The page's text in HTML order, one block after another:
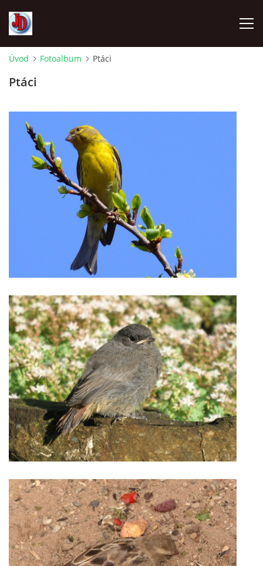
FOTOALBUM
NÁVŠTĚVNÍ KNIHA
OSTRAVICE SRAZY
vm24@atlas.cz
© 2026 eStránky.cz |RSS|Tisk|Aktualizováno: 4. 11. 2025|Nahoru ↑
Úvod Fotoalbum Ptáci
Ptáci